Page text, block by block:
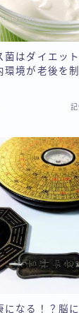
菌はダイエッ
環境が老後を制
になる！？脳